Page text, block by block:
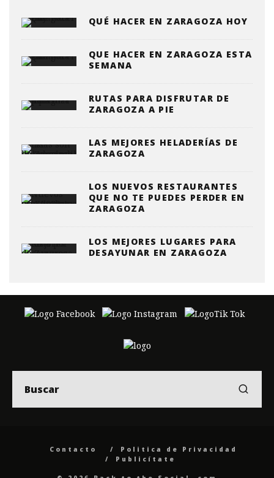
QUÉ HACER EN ZARAGOZA HOY
QUE HACER EN ZARAGOZA ESTA
SEMANA
RUTAS PARA DISFRUTAR DE
ZARAGOZA A PIE
LAS MEJORES HELADERÍAS DE
ZARAGOZA
LOS NUEVOS RESTAURANTES
QUE NO TE PUEDES PERDER EN
ZARAGOZA
LOS MEJORES LUGARES PARA
DESAYUNAR EN ZARAGOZA
Contacto
Politica de Privacidad
Publicítate